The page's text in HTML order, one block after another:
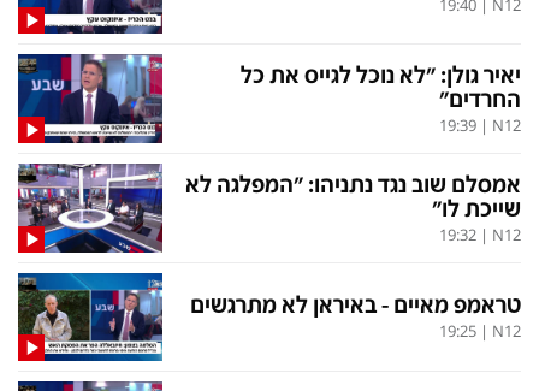
יאיר גולן: "לא נוכל לגייס את כל
החרדים"
N12
|
19:39
אמסלם שוב נגד נתניהו: "המפלגה לא
שייכת לו"
N12
|
19:32
טראמפ מאיים - באיראן לא מתרגשים
N12
|
19:25